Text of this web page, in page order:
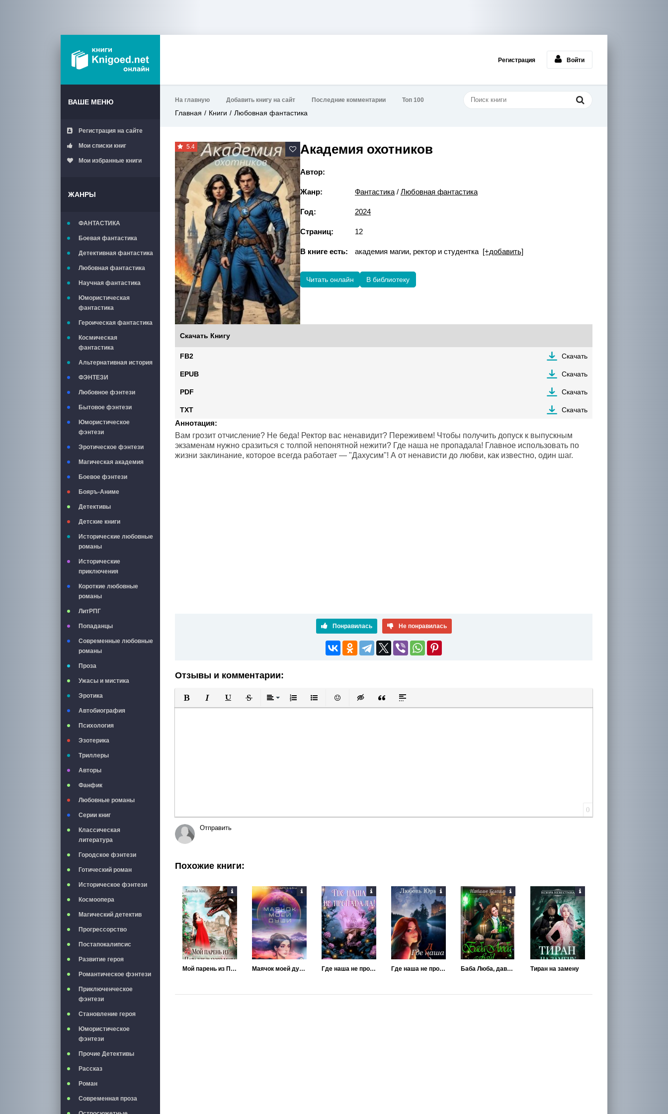
Регистрация Войти
ВАШЕ МЕНЮ
Регистрация на сайте
Мои списки книг
Мои избранные книги
ЖАНРЫ
ФАНТАСТИКА
Боевая фантастика
Детективная фантастика
Любовная фантастика
Научная фантастика
Юмористическая
фантастика
Героическая фантастика
Космическая
фантастика
Альтернативная история
ФЭНТЕЗИ
Любовное фэнтези
Бытовое фэнтези
Юмористическое
фэнтези
Эротическое фэнтези
Магическая академия
Боевое фэнтези
Бояръ-Аниме
Детективы
Детские книги
Исторические любовные
романы
Исторические
приключения
Короткие любовные
романы
ЛитРПГ
Попаданцы
Современные любовные
романы
Проза
Ужасы и мистика
Эротика
Автобиография
Психология
Эзотерика
Триллеры
Авторы
Фанфик
Любовные романы
Серии книг
Классическая
литература
Городское фэнтези
Готический роман
Историческое фэнтези
Космоопера
Магический детектив
Прогрессорство
Постапокалипсис
Развитие героя
Романтическое фэнтези
Приключенческое
фэнтези
Становление героя
Юмористическое
фэнтези
Прочие Детективы
Рассказ
Роман
Современная проза
На главную Добавить книгу на сайт Последние комментарии Топ 100
Главная Книги Любовная фантастика
5.4 Академия охотников
Автор:
Жанр: Фантастика / Любовная фантастика
Год: 2024
Страниц: 12
В книге есть: академия магии, ректор и студентка [+добавить]
Читать онлайн В библиотеку
Скачать Книгу
FB2 Скачать
EPUB Скачать
PDF Скачать
TXT Скачать
Аннотация:
Вам грозит отчисление? Не беда! Ректор вас ненавидит? Переживем! Чтобы получить допуск к выпускным
экзаменам нужно сразиться с толпой непонятной нежити? Где наша не пропадала! Главное использовать по
жизни заклинание, которое всегда работает — "Дахусим"! А от ненависти до любви, как известно, один шаг.
Понравилась Не понравилась
Отзывы и комментарии:
Полужирный
КурсивПодчеркнутый
ЗачеркнутыйВыравнивание
Нумерованный список
Маркированный список
Вставить смайлик
Вставка скрытого текста
Вставка цитаты
Вставка спойлера
0
Отправить
Похожие книги:
Мой парень из Параллельного мира Маячок моей души Где наша не пропадала! Где наша не пропадала Баба Люба, давай! Тиран на замену